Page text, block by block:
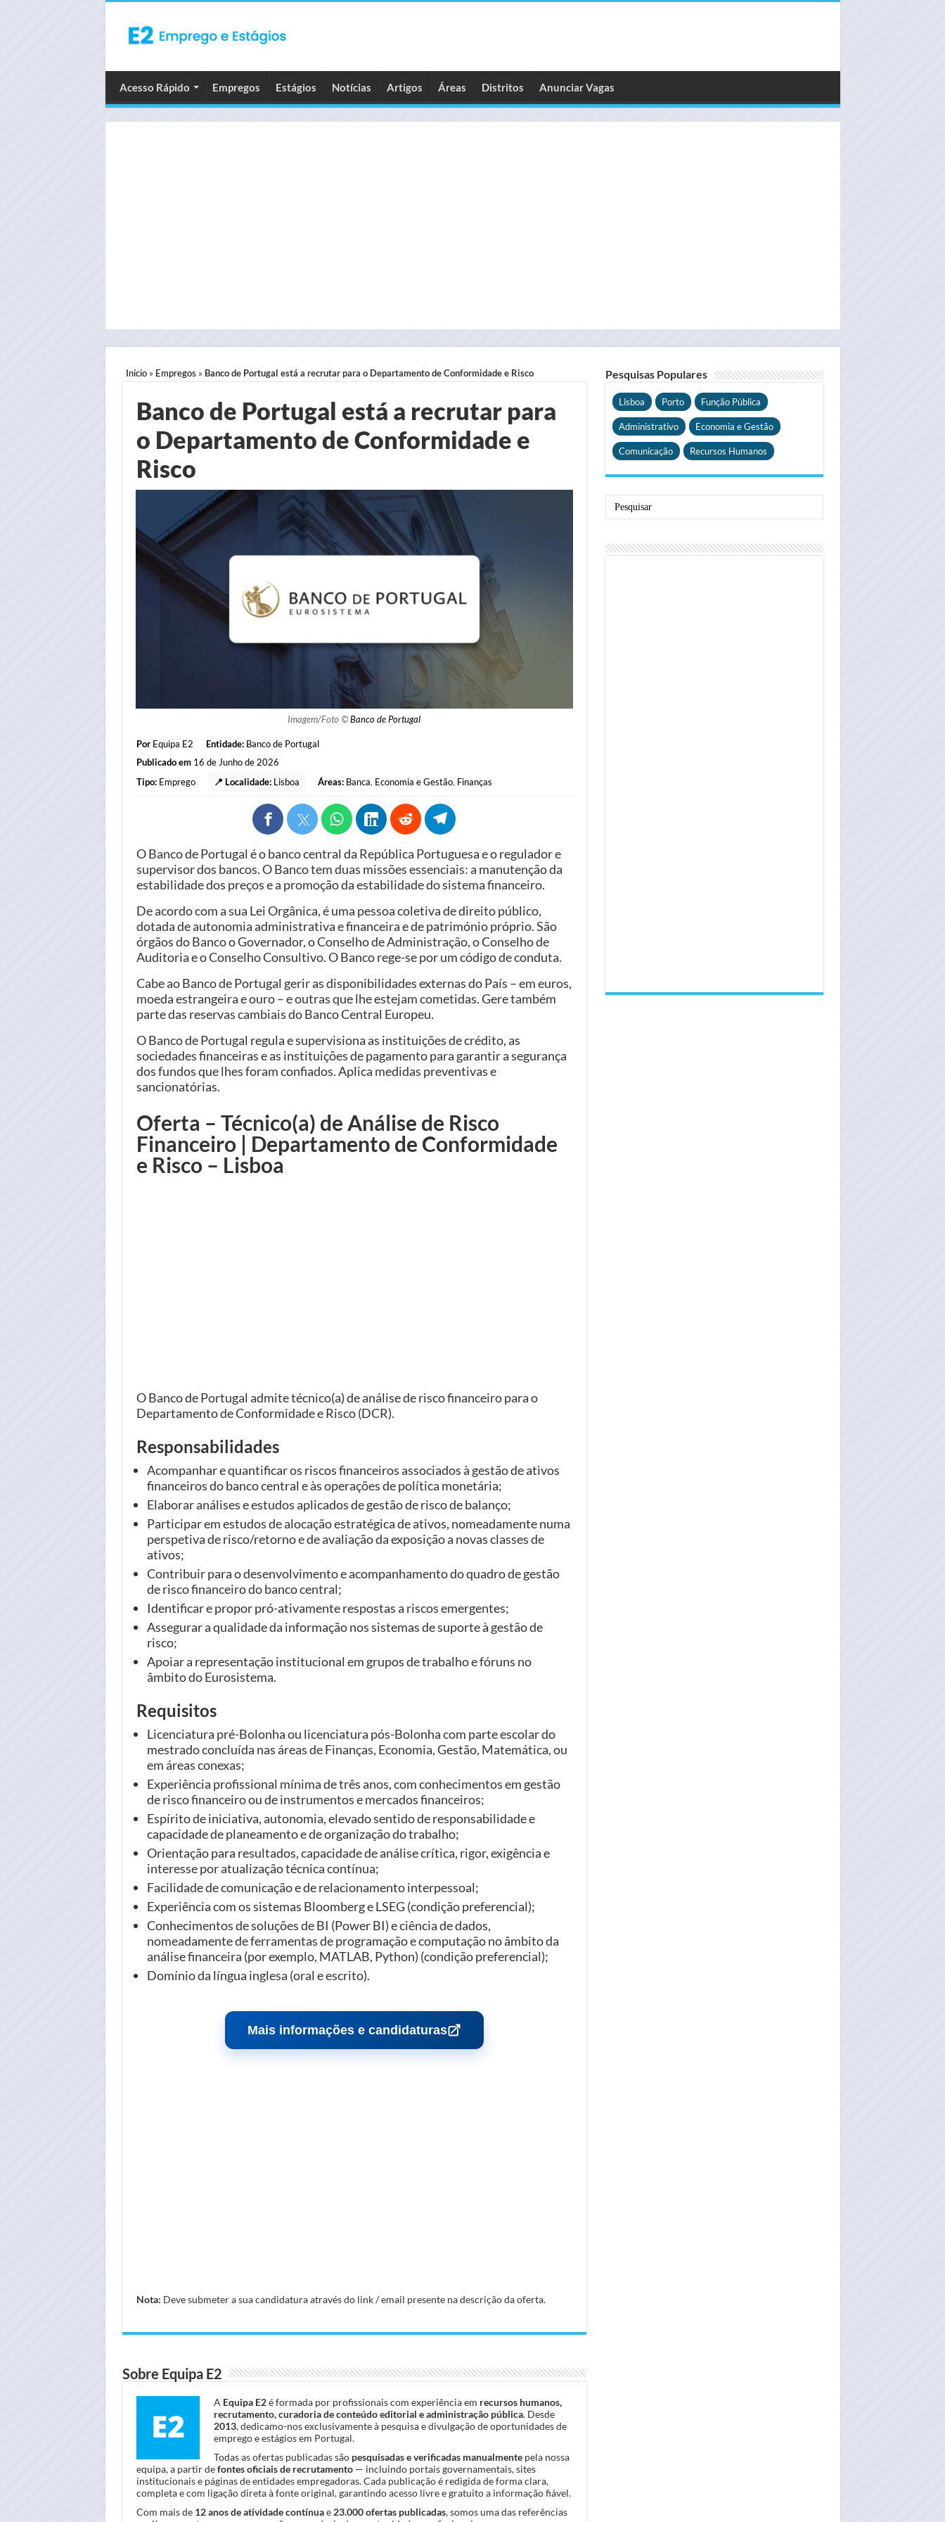
Acesso Rápido Empregos Estágios Notícias Artigos Áreas Distritos Anunciar Vagas
Início» Empregos » Banco de Portugal está a recrutar para o Departamento de Conformidade e Risco
Banco de Portugal está a recrutar para
o Departamento de Conformidade e
Risco
Imagem/Foto ©Banco de Portugal
Por Equipa E2 Entidade: Banco de Portugal
Publicado em16 de Junho de 2026
Tipo: Emprego 📍 Localidade: Lisboa Áreas: Banca, Economia e Gestão, Finanças
O Banco de Portugal é o banco central da República Portuguesa e o regulador e
supervisor dos bancos. O Banco tem duas missões essenciais: a manutenção da
estabilidade dos preços e a promoção da estabilidade do sistema financeiro.
De acordo com a sua Lei Orgânica, é uma pessoa coletiva de direito público,
dotada de autonomia administrativa e financeira e de património próprio. São
órgãos do Banco o Governador, o Conselho de Administração, o Conselho de
Auditoria e o Conselho Consultivo. O Banco rege-se por um código de conduta.
Cabe ao Banco de Portugal gerir as disponibilidades externas do País – em euros,
moeda estrangeira e ouro – e outras que lhe estejam cometidas. Gere também
parte das reservas cambiais do Banco Central Europeu.
O Banco de Portugal regula e supervisiona as instituições de crédito, as
sociedades financeiras e as instituições de pagamento para garantir a segurança
dos fundos que lhes foram confiados. Aplica medidas preventivas e
sancionatórias.
Oferta – Técnico(a) de Análise de Risco
Financeiro | Departamento de Conformidade
e Risco – Lisboa
O Banco de Portugal admite técnico(a) de análise de risco financeiro para o
Departamento de Conformidade e Risco (DCR).
Responsabilidades
Acompanhar e quantificar os riscos financeiros associados à gestão de ativos
financeiros do banco central e às operações de política monetária;
Elaborar análises e estudos aplicados de gestão de risco de balanço;
Participar em estudos de alocação estratégica de ativos, nomeadamente numa
perspetiva de risco/retorno e de avaliação da exposição a novas classes de
ativos;
Contribuir para o desenvolvimento e acompanhamento do quadro de gestão
de risco financeiro do banco central;
Identificar e propor pró-ativamente respostas a riscos emergentes;
Assegurar a qualidade da informação nos sistemas de suporte à gestão de
risco;
Apoiar a representação institucional em grupos de trabalho e fóruns no
âmbito do Eurosistema.
Requisitos
Licenciatura pré-Bolonha ou licenciatura pós-Bolonha com parte escolar do
mestrado concluída nas áreas de Finanças, Economia, Gestão, Matemática, ou
em áreas conexas;
Experiência profissional mínima de três anos, com conhecimentos em gestão
de risco financeiro ou de instrumentos e mercados financeiros;
Espírito de iniciativa, autonomia, elevado sentido de responsabilidade e
capacidade de planeamento e de organização do trabalho;
Orientação para resultados, capacidade de análise crítica, rigor, exigência e
interesse por atualização técnica contínua;
Facilidade de comunicação e de relacionamento interpessoal;
Experiência com os sistemas Bloomberg e LSEG (condição preferencial);
Conhecimentos de soluções de BI (Power BI) e ciência de dados,
nomeadamente de ferramentas de programação e computação no âmbito da
análise financeira (por exemplo, MATLAB, Python) (condição preferencial);
Domínio da língua inglesa (oral e escrito).
Mais informações e candidaturas
Nota: Deve submeter a sua candidatura através do link / email presente na descrição da oferta.
Sobre Equipa E2
A Equipa E2é formada por profissionais com experiência em recursos humanos,
recrutamento, curadoria de conteúdo editorial e administração pública. Desde
2013, dedicamo-nos exclusivamente à pesquisa e divulgação de oportunidades de
emprego e estágios em Portugal.
Todas as ofertas publicadas são pesquisadas e verificadas manualmentepela nossa
equipa, a partir defontes oficiais de recrutamento— incluindo portais governamentais, sites
institucionais e páginas de entidades empregadoras. Cada publicação é redigida de forma clara,
completa e com ligação direta à fonte original, garantindo acesso livre e gratuito a informação fiável.
Com mais de 12 anos de atividade contínuae 23.000 ofertas publicadas, somos uma das referências
Pesquisas Populares
Lisboa Porto Função Pública
Administrativo Economia e Gestão
Comunicação Recursos Humanos